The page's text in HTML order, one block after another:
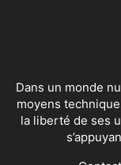
Dans un monde
moyens
la liberté de ses